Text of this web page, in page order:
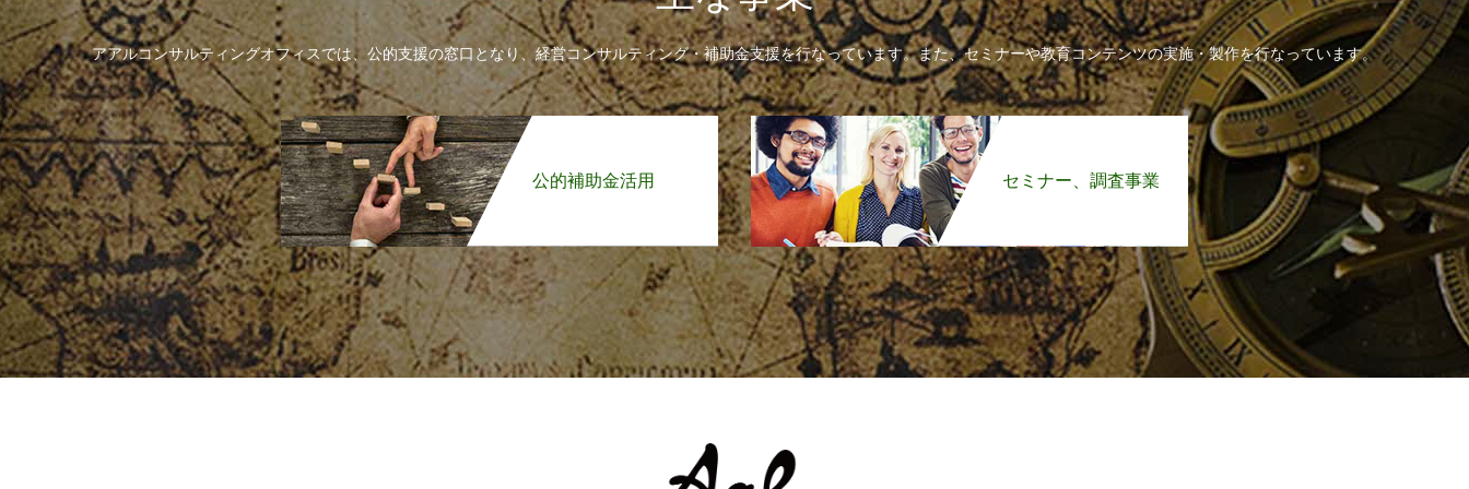
アアルコンサルティングオフィスでは、公的支援の窓口となり、経営コンサルティング・補助金支援を行なっています。また、セミナーや教育コンテンツの実施・製作を行なっています。
公的補助金活用 セミナー、調査事業